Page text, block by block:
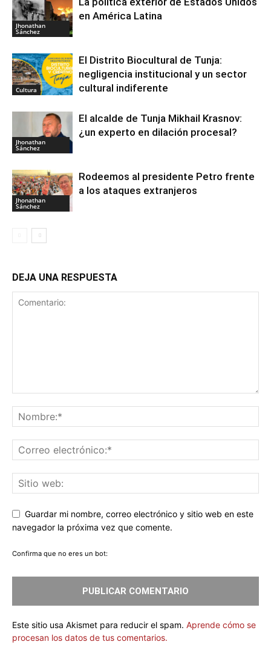
Jhonathan
Sánchez
en América Latina
Cultura
El Distrito Biocultural de Tunja:
negligencia institucional y un sector
cultural indiferente
Jhonathan
Sánchez
El alcalde de Tunja Mikhail Krasnov:
¿un experto en dilación procesal?
Jhonathan
Sánchez
Rodeemos al presidente Petro frente
a los ataques extranjeros
DEJA UNA RESPUESTA
Guardar mi nombre, correo electrónico y sitio web en este
navegador la próxima vez que comente.
Confirma que no eres un bot:
Este sitio usa Akismet para reducir el spam. Aprende cómo se
procesan los datos de tus comentarios.